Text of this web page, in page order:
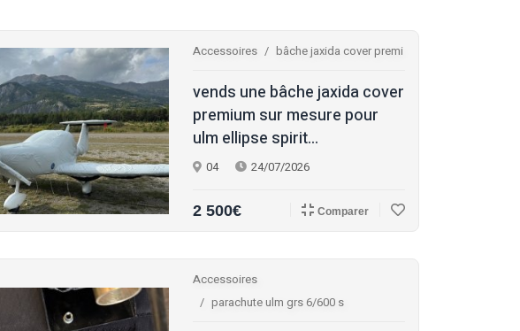
Accessoires bâche jaxida cover premi
vends une bâche jaxida cover
premium sur mesure pour
ulm ellipse spirit...
04 24/07/2026
2 500€ Comparer
Accessoires
parachute ulm grs 6/600 s